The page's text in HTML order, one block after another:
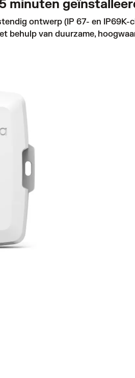
minuten
ontwerp (IP 67- en
behulp van duurzame,